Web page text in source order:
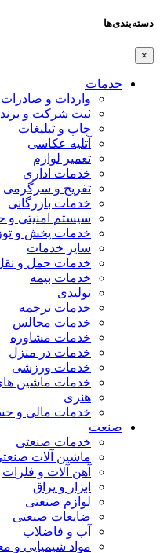
دسته‌بندی‌ها
×
خدمات
واردات و صادرات
ثبت شرکت و برند
چاپ و تبلیغات
آتلیه عکاسی
تعمیر لوازم
خدمات اداری
تفریح و سرگرمی
خدمات بازرگانی
سیستم امنیتی و
خدمات پخش و
سایر خدمات
خدمات حمل و
خدمات بیمه
تولیدی
خدمات ترجمه
خدمات مجالس
خدمات مشاوره
خدمات در منزل
خدمات ورزشی
خدمات ماشین
هنری
خدمات مالی و
صنعت
خدمات صنعتی
ماشین آلات
آهن آلات و فلزات
ابزار و یراق
لوازم صنعتی
ضایعات صنعتی
آب و فاضلاب
مواد شیمیایی و